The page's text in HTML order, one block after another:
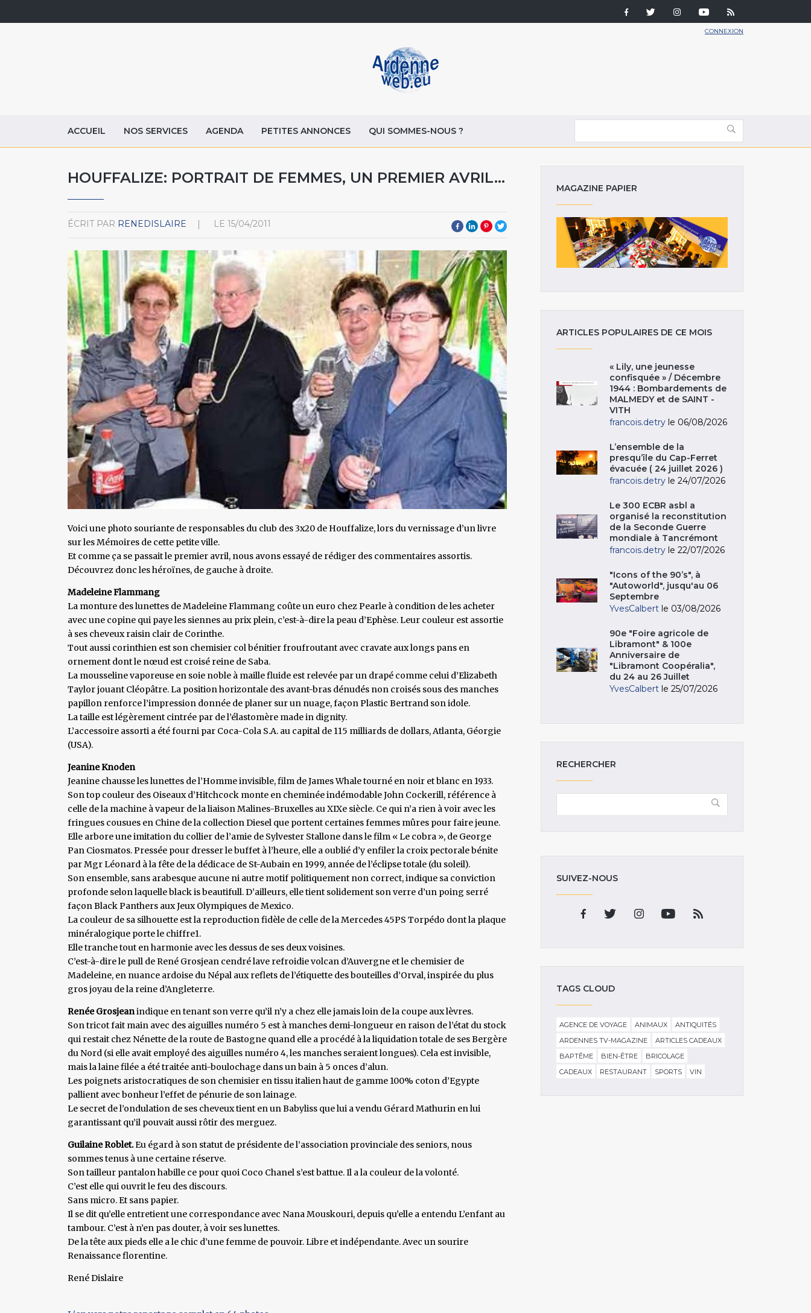
CONNEXION
ACCUEIL NOS SERVICES AGENDA PETITES ANNONCES QUI SOMMES-NOUS ?
HOUFFALIZE: PORTRAIT DE FEMMES, UN PREMIER AVRIL...
ÉCRIT PAR RENEDISLAIRE LE 15/04/2011
Voici une photo souriante de responsables du club des 3x20 de Houffalize, lors du vernissage d’un livre
sur les Mémoires de cette petite ville.
Et comme ça se passait le premier avril, nous avons essayé de rédiger des commentaires assortis.
Découvrez donc les héroïnes, de gauche à droite.
Madeleine Flammang
La monture des lunettes de Madeleine Flammang coûte un euro chez Pearle à condition de les acheter
avec une copine qui paye les siennes au prix plein, c’est-à-dire la peau d’Ephèse. Leur couleur est assortie
à ses cheveux raisin clair de Corinthe.
Tout aussi corinthien est son chemisier col bénitier froufroutant avec cravate aux longs pans en
ornement dont le nœud est croisé reine de Saba.
La mousseline vaporeuse en soie noble à maille fluide est relevée par un drapé comme celui d’Elizabeth
Taylor jouant Cléopâtre. La position horizontale des avant-bras dénudés non croisés sous des manches
papillon renforce l’impression donnée de planer sur un nuage, façon Plastic Bertrand son idole.
La taille est légèrement cintrée par de l’élastomère made in dignity.
L’accessoire assorti a été fourni par Coca-Cola S.A. au capital de 115 milliards de dollars, Atlanta, Géorgie
(USA).
Jeanine Knoden
Jeanine chausse les lunettes de l’Homme invisible, film de James Whale tourné en noir et blanc en 1933.
Son top couleur des Oiseaux d’Hitchcock monte en cheminée indémodable John Cockerill, référence à
celle de la machine à vapeur de la liaison Malines-Bruxelles au XIXe siècle. Ce qui n’a rien à voir avec les
fringues cousues en Chine de la collection Diesel que portent certaines femmes mûres pour faire jeune.
Elle arbore une imitation du collier de l’amie de Sylvester Stallone dans le film « Le cobra », de George
Pan Ciosmatos. Pressée pour dresser le buffet à l’heure, elle a oublié d’y enfiler la croix pectorale bénite
par Mgr Léonard à la fête de la dédicace de St-Aubain en 1999, année de l’éclipse totale (du soleil).
Son ensemble, sans arabesque aucune ni autre motif politiquement non correct, indique sa conviction
profonde selon laquelle black is beautifull. D’ailleurs, elle tient solidement son verre d’un poing serré
façon Black Panthers aux Jeux Olympiques de Mexico.
La couleur de sa silhouette est la reproduction fidèle de celle de la Mercedes 45PS Torpédo dont la plaque
minéralogique porte le chiffre1.
Elle tranche tout en harmonie avec les dessus de ses deux voisines.
C’est-à-dire le pull de René Grosjean cendré lave refroidie volcan d’Auvergne et le chemisier de
Madeleine, en nuance ardoise du Népal aux reflets de l’étiquette des bouteilles d’Orval, inspirée du plus
gros joyau de la reine d’Angleterre.
Renée Grosjeanindique en tenant son verre qu’il n’y a chez elle jamais loin de la coupe aux lèvres.
Son tricot fait main avec des aiguilles numéro 5 est à manches demi-longueur en raison de l’état du stock
qui restait chez Nénette de la route de Bastogne quand elle a procédé à la liquidation totale de ses Bergère
du Nord (si elle avait employé des aiguilles numéro 4, les manches seraient longues). Cela est invisible,
mais la laine filée a été traitée anti-boulochage dans un bain à 5 onces d’alun.
Les poignets aristocratiques de son chemisier en tissu italien haut de gamme 100% coton d’Egypte
pallient avec bonheur l’effet de pénurie de son lainage.
Le secret de l’ondulation de ses cheveux tient en un Babyliss que lui a vendu Gérard Mathurin en lui
garantissant qu’il pouvait aussi rôtir des merguez.
Guilaine Roblet.Eu égard à son statut de présidente de l’association provinciale des seniors, nous
sommes tenus à une certaine réserve.
Son tailleur pantalon habille ce pour quoi Coco Chanel s’est battue. Il a la couleur de la volonté.
C’est elle qui ouvrit le feu des discours.
Sans micro. Et sans papier.
Il se dit qu’elle entretient une correspondance avec Nana Mouskouri, depuis qu’elle a entendu L’enfant au
tambour. C’est à n’en pas douter, à voir ses lunettes.
De la tête aux pieds elle a le chic d’une femme de pouvoir. Libre et indépendante. Avec un sourire
Renaissance florentine.
René Dislaire
MAGAZINE PAPIER
ARTICLES POPULAIRES DE CE MOIS
« Lily, une jeunesse
confisquée » / Décembre
1944 : Bombardements de
MALMEDY et de SAINT -
VITH
francois.detry le 06/08/2026
L’ensemble de la
presqu’île du Cap-Ferret
évacuée ( 24 juillet 2026 )
francois.detry le 24/07/2026
Le 300 ECBR asbl a
organisé la reconstitution
de la Seconde Guerre
mondiale à Tancrémont
francois.detry le 22/07/2026
"Icons of the 90’s", à
"Autoworld", jusqu'au 06
Septembre
YvesCalbert le 03/08/2026
90e "Foire agricole de
Libramont" & 100e
Anniversaire de
"Libramont Coopéralia",
du 24 au 26 Juillet
YvesCalbert le 25/07/2026
RECHERCHER
SUIVEZ-NOUS
TAGS CLOUD
AGENCE DE VOYAGE ANIMAUX
ANTIQUITÉS
ARDENNES TV-MAGAZINE
ARTICLES CADEAUX
BAPTÊME
BIEN-ÊTRE
BRICOLAGE
CADEAUX
RESTAURANT SPORTS VIN